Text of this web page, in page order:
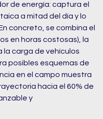
de energía: captura el
a mitad del día y lo
concreto, se combina el
en horas costosas), la
la carga de vehículos
posibles esquemas de
en el campo muestra
hacia el 60% de
y